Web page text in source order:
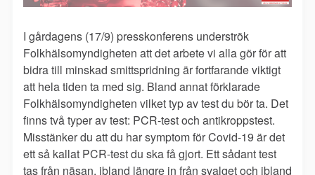
I gårdagens (17/9) presskonferens underströk
Folkhälsomyndigheten att det arbete vi alla gör för att
bidra till minskad smittspridning är fortfarande viktigt
att hela tiden ta med sig. Bland annat förklarade
Folkhälsomyndigheten vilket typ av test du bör ta. Det
finns två typer av test: PCR-test och antikroppstest.
Misstänker du att du har symptom för Covid-19 är det
ett så kallat PCR-test du ska få gjort. Ett sådant test
tas från näsan, ibland längre in från svalget och ibland